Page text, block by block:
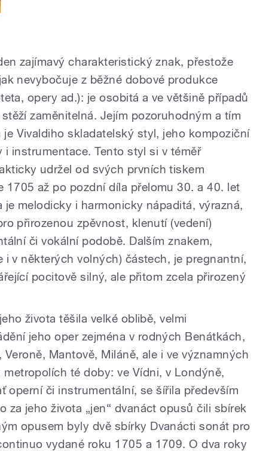
zajímavý charakteristický znak, přestože
nevybočuje z běžné dobové produkce
opery ad.): je osobitá a ve většině případů
zaměnitelná. Jejím pozoruhodným a tím
je Vivaldiho skladatelský styl, jeho kompoziční
i instrumentace. Tento styl si v téměř
udržel od svých prvních tiskem
1705 až po pozdní díla přelomu 30. a 40. let
melodicky i harmonicky nápaditá, výrazná,
přirozenou zpěvnost, klenutí (vedení)
či vokální podobě. Dalším znakem,
i v některých volných) částech, je pregnantní,
pocitově silný, ale přitom zcela přirozený
života těšila velké oblibě, velmi
jeho oper zejména v rodných Benátkách,
Veroně, Mantově, Miláně, ale i ve významných
té doby: ve Vídni, v Londýně,
operní či instrumentální, se šířila především
za jeho života „jen“ dvanáct opusů čili sbírek
opusem byly dvě sbírky Dvanácti sonát pro
vydané roku 1705 a 1709. O dva roky